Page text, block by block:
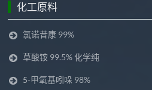
化工原料
氯诺昔康 99%
草酸铵 99.5% 化学纯
5-甲氧基吲哚 98%